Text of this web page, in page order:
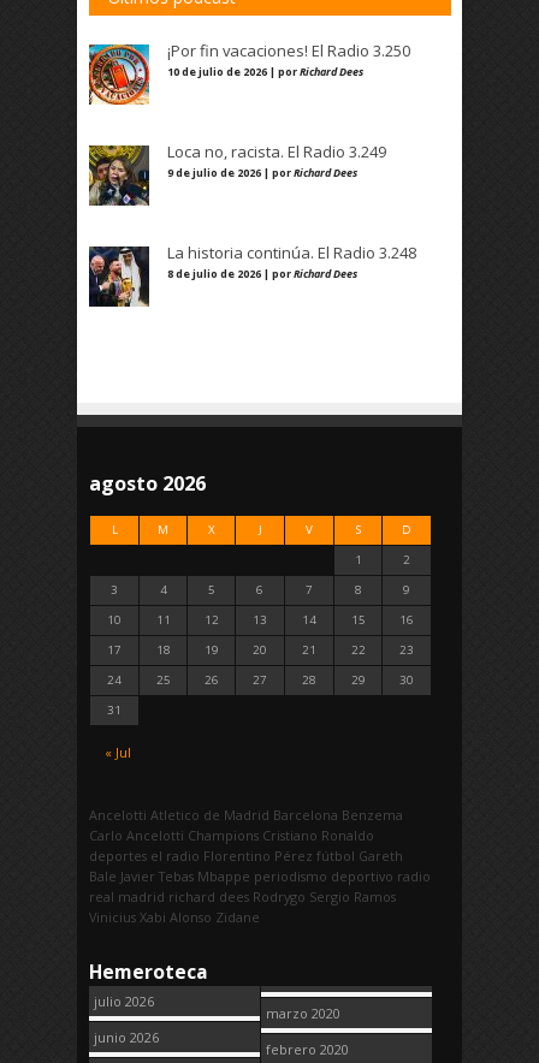
¡Por fin vacaciones! El Radio 3.250
10 de julio de 2026 | porRichard Dees
Loca no, racista. El Radio 3.249
9 de julio de 2026 | porRichard Dees
La historia continúa. El Radio 3.248
8 de julio de 2026 | porRichard Dees
agosto 2026
L M X J V S D
« Jul
1
2
3
4 5 6 7 8
9
10
11 12 13 14 15
16
17
18 19 20 21 22
23
24
25 26 27 28 29
30
31
Ancelotti Atletico de Madrid Barcelona Benzema
Carlo Ancelotti Champions Cristiano Ronaldo
deportes el radio Florentino Pérez fútbol Gareth
Bale Javier Tebas Mbappe periodismo deportivo radio
real madrid richard dees Rodrygo Sergio Ramos
Vinicius Xabi Alonso Zidane
Hemeroteca
julio 2026
junio 2026
marzo 2020
febrero 2020